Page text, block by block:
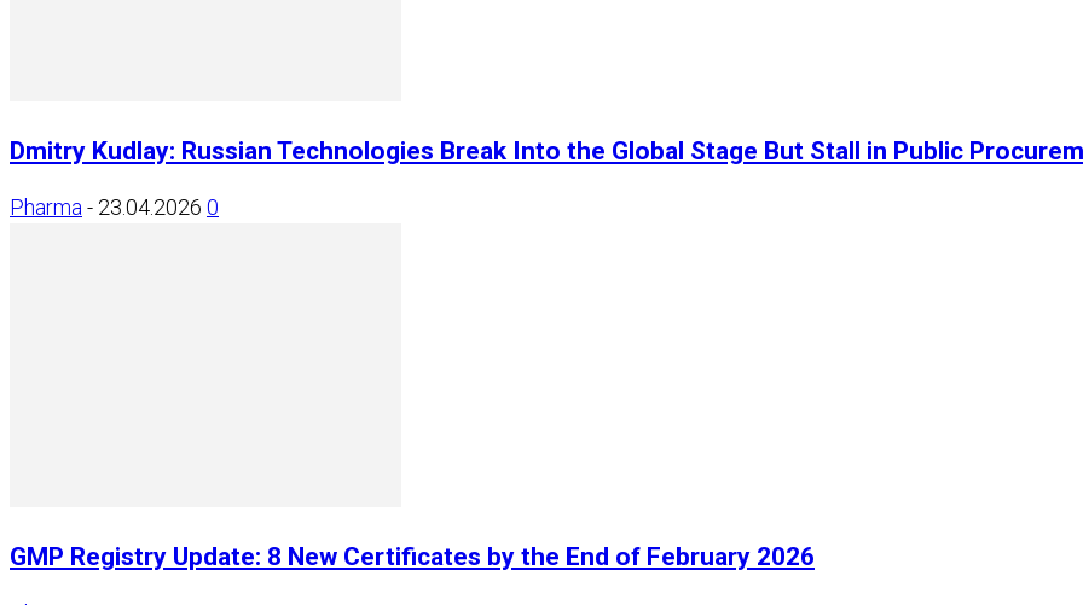
Dmitry Kudlay: Russian Technologies Break Into the Global Stage But Stall in Public
Pharma - 23.04.2026 0
GMP Registry Update: 8 New Certificates by the End of February 2026